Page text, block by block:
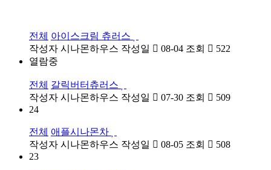
전체 아이스크림 츄러스
작성자 시나몬하우스 작성일 08-04 조회
522
열람중
전체 갈릭버터츄러스
작성자 시나몬하우스 작성일 07-30 조회
509
24
전체 애플시나몬차
작성자 시나몬하우스 작성일 08-05 조회
508
23